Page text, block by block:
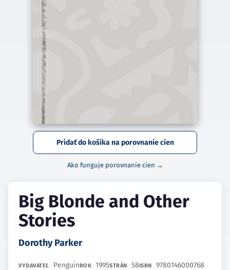
Pridať do košíka na porovnanie cien
Ako funguje porovnanie cien →
Big Blonde and Other
Stories
Dorothy Parker
VYDAVATEĽ PenguinROK 1995STRÁN 58ISBN 9780146000768